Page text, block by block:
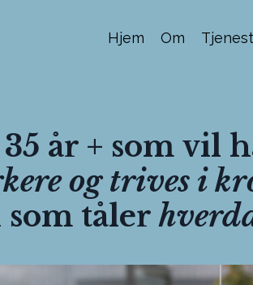
Hjem Om
år + som vil
og trives i
som tåler